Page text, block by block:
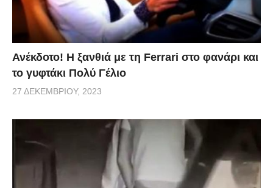
Ανέκδοτο! Η ξανθιά με τη Ferrari στο φανάρι και
το γυφτάκι Πολύ Γέλιο
27 ΔΕΚΕΜΒΡΊΟΥ, 2023